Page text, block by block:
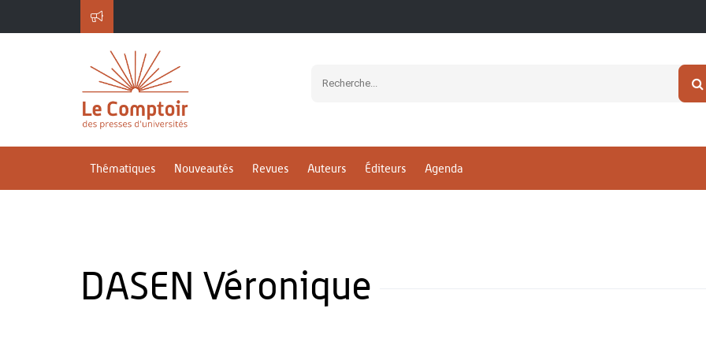
Thématiques Nouveautés Revues Auteurs Éditeurs Agenda
DASEN Véronique